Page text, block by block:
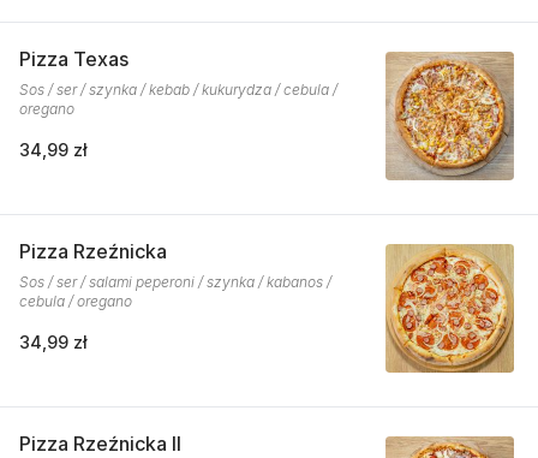
Pizza Texas
Sos / ser / szynka / kebab / kukurydza / cebula /
oregano
34,99 zł
Pizza Rzeźnicka
Sos / ser / salami peperoni / szynka / kabanos /
cebula / oregano
34,99 zł
Pizza Rzeźnicka II